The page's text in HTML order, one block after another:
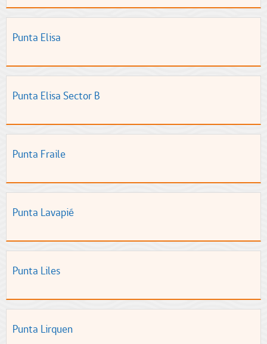
Punta Elisa
Punta Elisa Sector B
Punta Fraile
Punta Lavapié
Punta Liles
Punta Lirquen